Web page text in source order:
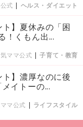
式 | ヘルス・ダイエット
ト】夏休みの「困
！くもん出...
気ママ公式 |子育て・教育
ト】濃厚なのに後
イトーの...
ママ公式 | ライフスタイル